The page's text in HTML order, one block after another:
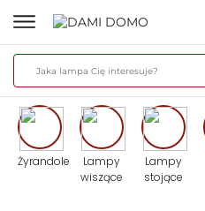
Żyrandole
Lampy
wiszące
Lampy
stojące